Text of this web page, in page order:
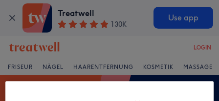
Treatwell
130K
Use app
LOGIN
FRISEUR NÄGEL HAARENTFERNUNG KOSMETIK MASSAGE